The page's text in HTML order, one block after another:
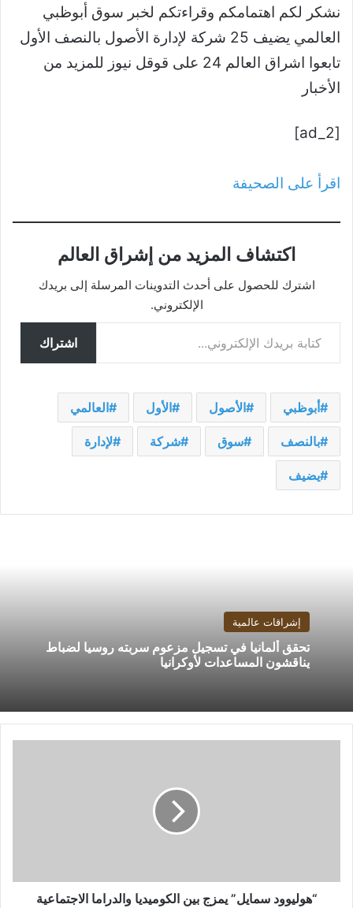
نشكر لكم اهتمامكم وقراءتكم لخبر سوق أبوظبي
العالمي يضيف 25 شركة لإدارة الأصول بالنصف الأول
تابعوا اشراق العالم 24 على قوقل نيوز للمزيد من
الأخبار
[ad_2]
اقرأ على الصحيفة
اكتشاف المزيد من إشراق العالم
اشترك للحصول على أحدث التدوينات المرسلة إلى بريدك
الإلكتروني.
كتابة بريدك الإلكتروني...
اشتراك
أبوظبي الأصول الأول العالمي
بالنصف سوق شركة لإدارة
يضيف
إشراقات عالمية
تحقق ألمانيا في تسجيل مزعوم سربته روسيا لضباط
يناقشون المساعدات لأوكرانيا
“هوليوود سمايل” يمزج بين الكوميديا والدراما الاجتماعية